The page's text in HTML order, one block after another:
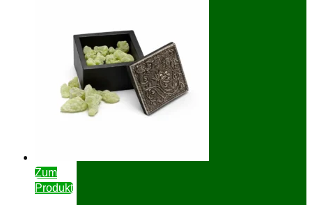
Zum
Produkt